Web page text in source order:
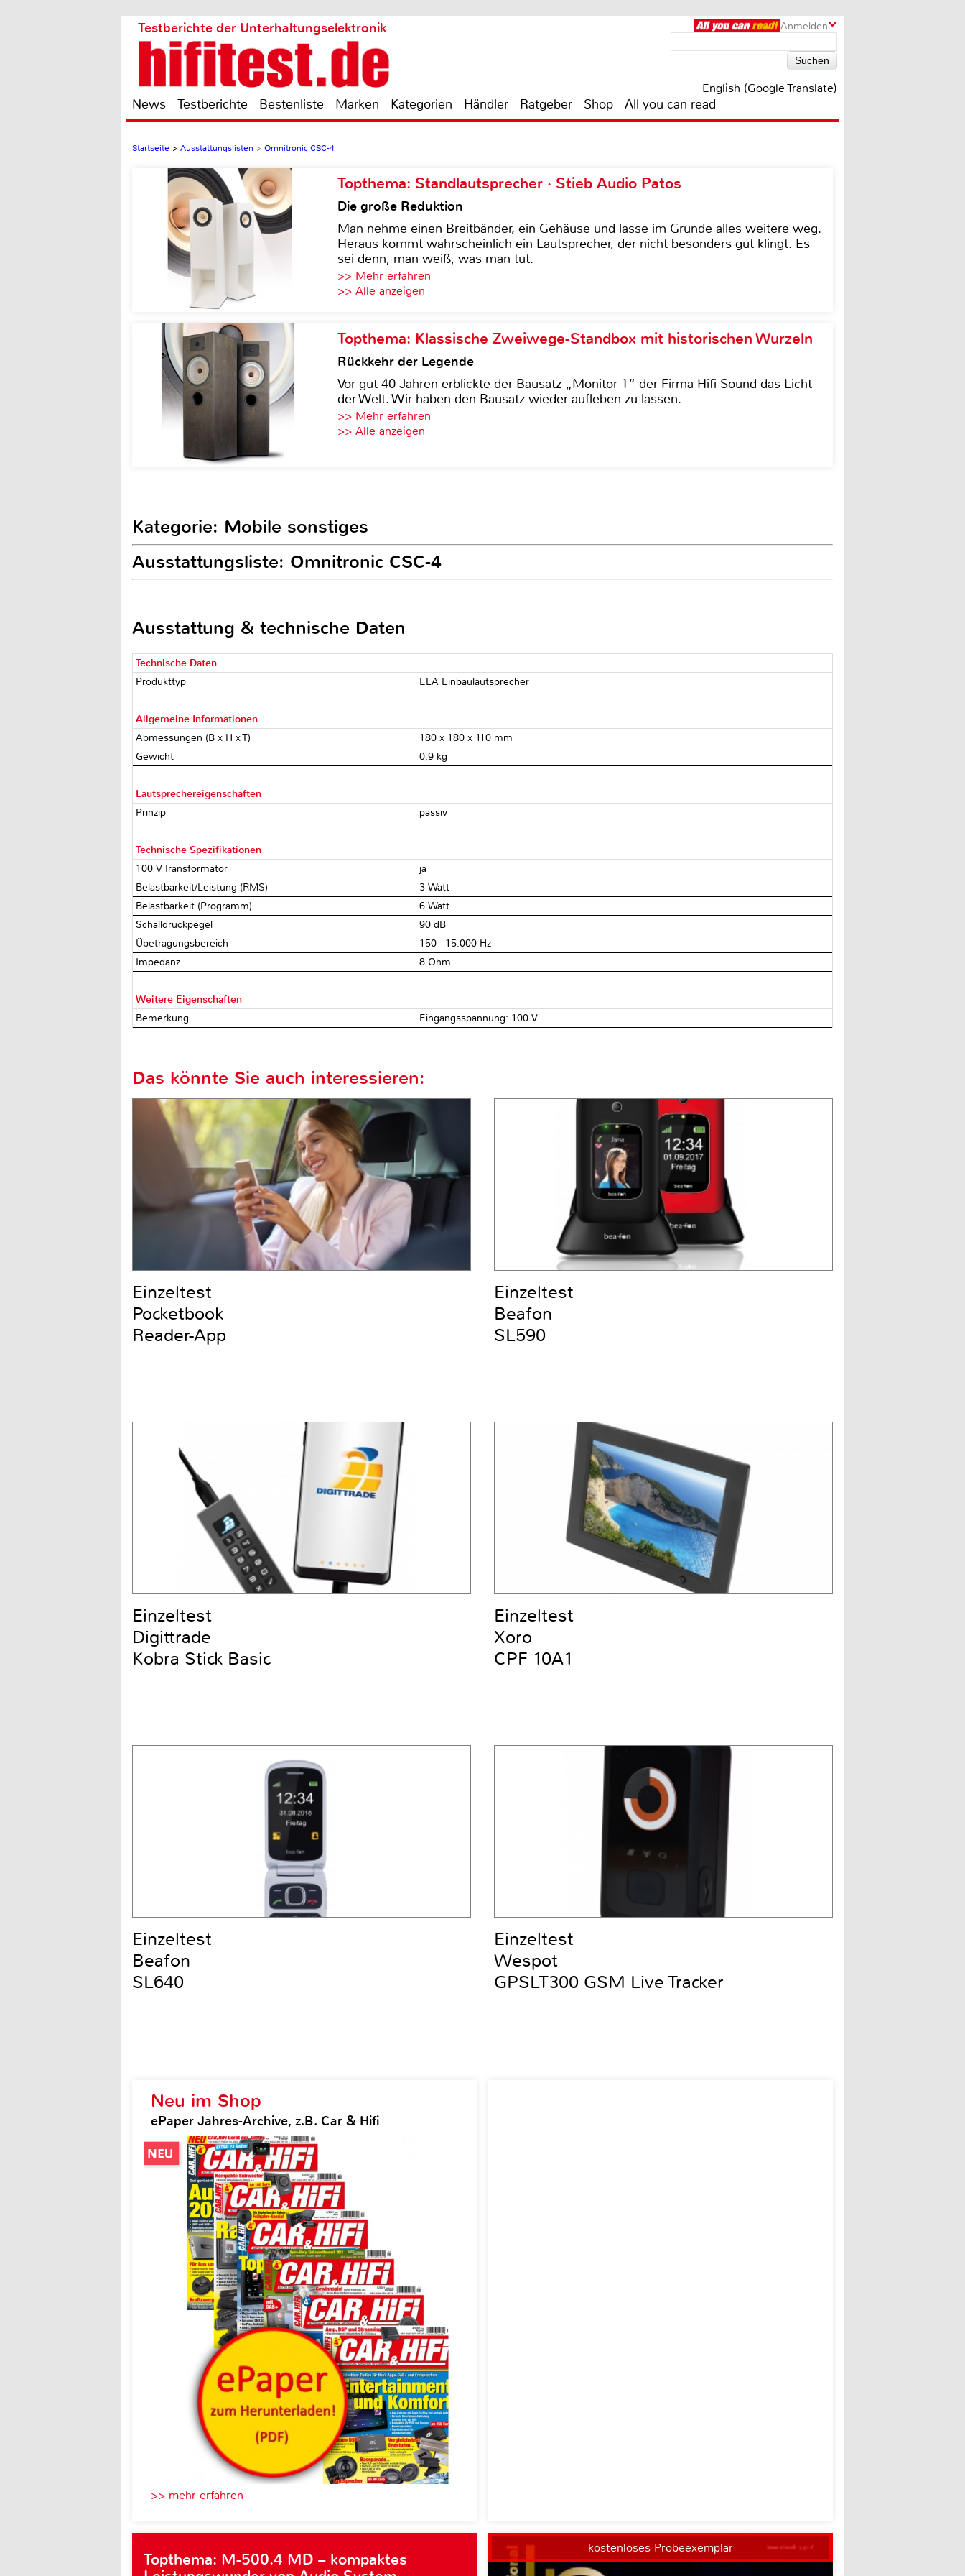
Anmelden
Testberichte der Unterhaltungselektronik
English (Google Translate)
News Testberichte Bestenliste Marken Kategorien Händler Ratgeber Shop All you can read
Startseite > Ausstattungslisten > Omnitronic CSC-4
Topthema: Standlautsprecher · Stieb Audio Patos
Die große Reduktion
Man nehme einen Breitbänder, ein Gehäuse und lasse im Grunde alles weitere weg.
Heraus kommt wahrscheinlich ein Lautsprecher, der nicht besonders gut klingt. Es
sei denn, man weiß, was man tut.
>> Mehr erfahren
>> Alle anzeigen
Topthema: Klassische Zweiwege-Standbox mit historischen Wurzeln
Rückkehr der Legende
Vor gut 40 Jahren erblickte der Bausatz „Monitor 1“ der Firma Hifi Sound das Licht
der Welt. Wir haben den Bausatz wieder aufleben zu lassen.
>> Mehr erfahren
>> Alle anzeigen
Kategorie: Mobile sonstiges
Ausstattungsliste: Omnitronic CSC-4
Ausstattung & technische Daten
Technische Daten
Produkttyp
ELA Einbaulautsprecher
Allgemeine Informationen
Abmessungen (B x H x T)
180 x 180 x 110 mm
Gewicht
0,9 kg
Lautsprechereigenschaften
Prinzip
passiv
Technische Spezifikationen
100 V Transformator
ja
Belastbarkeit/Leistung (RMS)
3 Watt
Belastbarkeit (Programm)
6 Watt
Schalldruckpegel
90 dB
Übetragungsbereich
150 - 15.000 Hz
Impedanz
8 Ohm
Weitere Eigenschaften
Bemerkung
Eingangsspannung: 100 V
Neu im Shop
ePaper Jahres-Archive, z.B. Car & Hifi
>> mehr erfahren
Topthema: M-500.4 MD – kompaktes
kostenloses Probeexemplar
Das könnte Sie auch interessieren:
Einzeltest
Pocketbook
Reader-App
Einzeltest
Beafon
SL590
Einzeltest
Digittrade
Kobra Stick Basic
Einzeltest
Xoro
CPF 10A1
Einzeltest
Beafon
SL640
Einzeltest
Wespot
GPSLT300 GSM Live Tracker